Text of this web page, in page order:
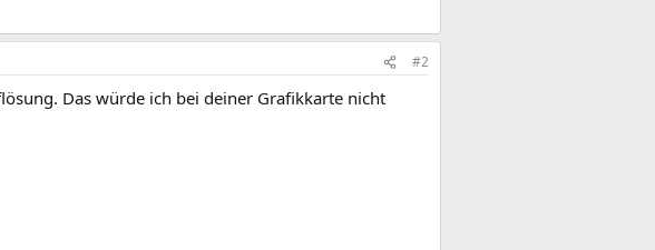
#2
Das würde ich bei deiner Grafikkarte nicht